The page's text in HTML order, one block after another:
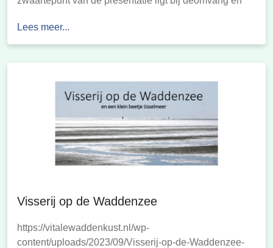
onderwerpen als structuur, inspanningen innovatie
komen aan de orde. De gegevens zijn per sector of per
Lees meer...
Visserij op de Waddenzee
https://vitalewaddenkust.nl/wp-
content/uploads/2023/09/Visserij-op-de-Waddenzee-